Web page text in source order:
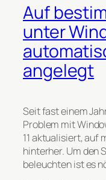
Auf
unter
angelegt
Seit fast einem
Problem mit
11 aktualisiert, auf
hinterher. Um den
beleuchten ist es